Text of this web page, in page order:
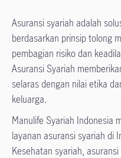
Asuransi syariah adalah
berdasarkan prinsip tolong
pembagian risiko dan
Asuransi Syariah
selaras dengan nilai etika
keluarga.
Manulife Syariah Indonesia
layanan asuransi syariah di
Kesehatan syariah,